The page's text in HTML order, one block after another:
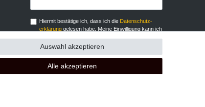
Hiermit bestätige ich, dass ich die Daten­schutz­
erklärunggelesen habe. Meine Einwilligung kann ich
Abonnieren
** Hierbei handelt es sich um ein Pflichtfeld.
Alle akzeptieren
Auswahl akzeptieren